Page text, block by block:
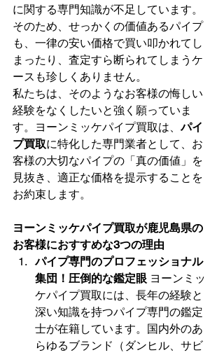
に関する専門知識が不足しています。
そのため、せっかくの価値あるパイプ
も、一律の安い価格で買い叩かれてし
まったり、査定すら断られてしまうケ
ースも珍しくありません。
私たちは、そのようなお客様の悔しい
経験をなくしたいと強く願っていま
す。ヨーンミッケパイプ買取は、パイ
プ買取に特化した専門業者として、お
客様の大切なパイプの「真の価値」を
見抜き、適正な価格を提示することを
お約束します。
ヨーンミッケパイプ買取が鹿児島県の
お客様におすすめな3つの理由
パイプ専門のプロフェッショナル
集団！圧倒的な鑑定眼 ヨーンミッ
ケパイプ買取には、長年の経験と
深い知識を持つパイプ専門の鑑定
士が在籍しています。国内外のあ
らゆるブランド（ダンヒル、サビ